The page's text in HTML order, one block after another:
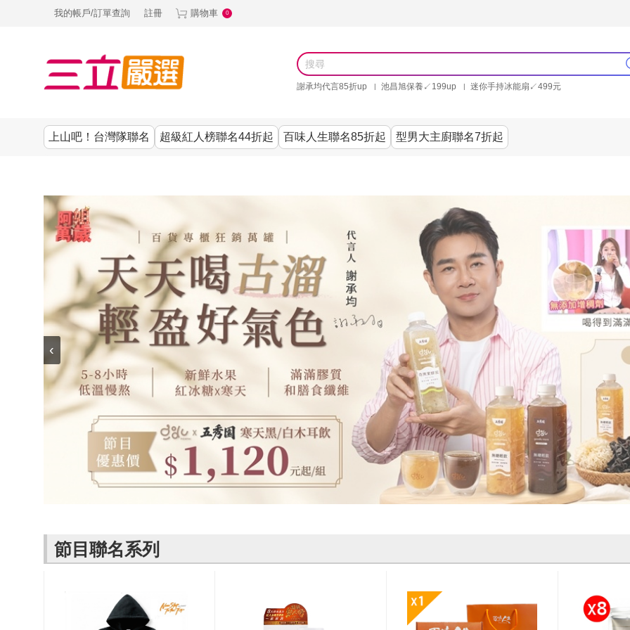
我的帳戶/訂單查詢 註冊 購物車 0
謝承均代言85折up 池昌旭保養↙199up
迷你手持冰能扇↙499元
上山吧！台灣隊聯名 超級紅人榜聯名44折起 百味人生聯名85折起 型男大主廚聯名7折起
古溜x五秀園
熱銷排行
請世界吃桌
上山下海過一
夜聯名
超級紅人榜聯
百味人生戲劇
型男大主廚聯
名
節目聯名商品
熱銷排行
零食│點心
即食泡麵 l 沖泡
品
罐頭 l 食材 l 烘
鍋物 l 藥膳 l 滴
雞精
林聰明沙鍋魚
頭
冷藏 | 冷凍食品
李大娘手工水
三立X信海 星
鮮蝦蝦滑
沈玉琳代言羊
熱銷排行
餐廚用品
生活百貨
清潔用品
寢具│床墊
宗教開運
ELVIS愛菲斯
寢具
Astonish英國潔
雨揚老師開運
金健康石墨烯
熱銷排行
上衣
機能服飾
配件
PP波瑟楓妮品
牌館
L’eBeauty包包
養生|保健
美妝｜保養
DF美肌醫生
池昌旭代言
Bello. U
OUR FAMILY
一家人
甘味人生
狀元堂牛樟芝
十時塑
熱銷排行
無鋼圈│無痕
塑身衣│褲
女內褲
男內褲
NEONER
熱銷排行
廚房專區
生活專區
美容專區
涼夏家電
3C
1MORE耳機
SKINASSET
甘味人生鍵力
肽↙85折
百味人生
‹
節目聯名系列